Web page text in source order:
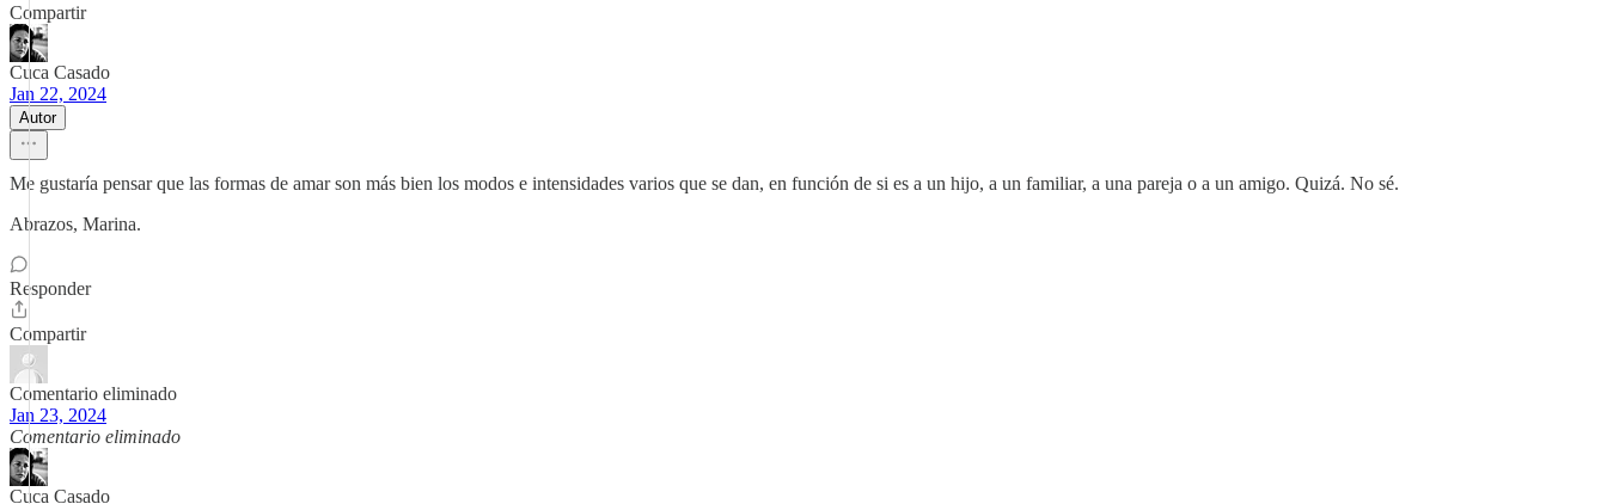
Compartir
Cuca Casado
Jan 22, 2024
Autor
Me gustaría pensar que las formas de amar son más bien los modos e intensidades varios que se dan, en función de si es a un hijo, a un familiar, a una pareja o a un amigo. Quizá. No sé.
Abrazos, Marina.
Responder
Compartir
Comentario eliminado
Jan 23, 2024
Comentario eliminado
Cuca Casado